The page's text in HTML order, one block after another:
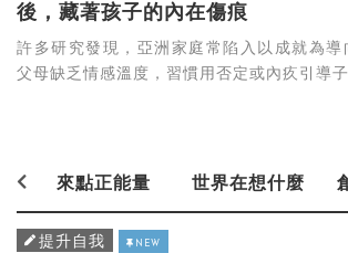
後，藏著孩子的內在傷痕
許多研究發現，亞洲家庭常陷入以成就為導
父母缺乏情感溫度，習慣用否定或內疚引導
來點正能量 世界在想什麼
提升自我 NEW